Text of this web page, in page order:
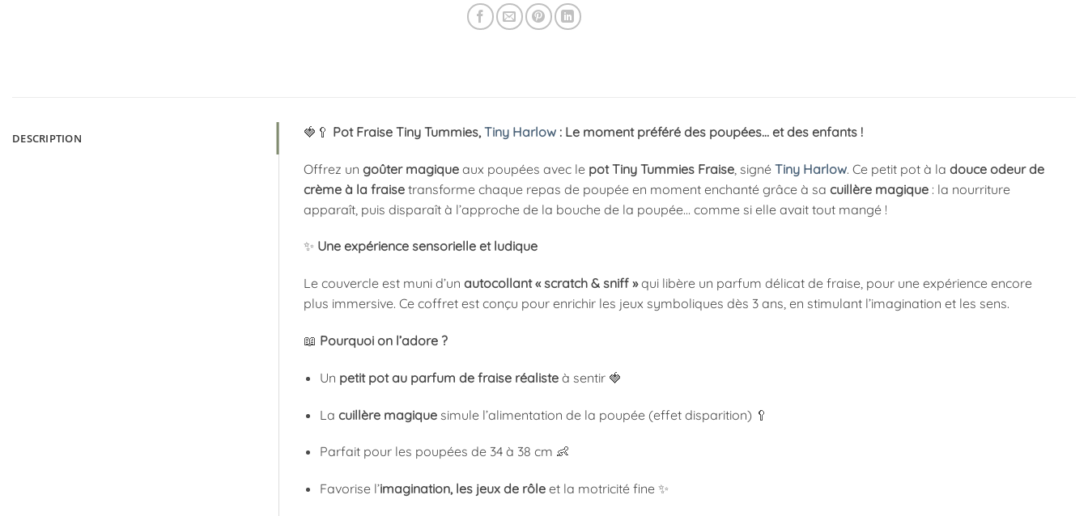
DESCRIPTION 🍓🥄 Pot Fraise Tiny Tummies, Tiny Harlow: Le moment préféré des poupées… et des enfants !
Offrez un goûter magiqueaux poupées avec le pot Tiny Tummies Fraise, signé Tiny Harlow. Ce petit pot à la douce odeur de
crème à la fraisetransforme chaque repas de poupée en moment enchanté grâce à sa cuillère magique: la nourriture
apparaît, puis disparaît à l’approche de la bouche de la poupée… comme si elle avait tout mangé !
✨ Une expérience sensorielle et ludique
Le couvercle est muni d’un autocollant « scratch & sniff »qui libère un parfum délicat de fraise, pour une expérience encore
plus immersive. Ce coffret est conçu pour enrichir les jeux symboliques dès 3 ans, en stimulant l’imagination et les sens.
📖 Pourquoi on l’adore ?
Un petit pot au parfum de fraise réaliste à sentir 🍓
Lacuillère magique simule l’alimentation de la poupée (effet disparition) 🥄
Parfait pour les poupées de 34 à 38 cm 👶
Favorise l’imagination, les jeux de rôle et la motricité fine ✨